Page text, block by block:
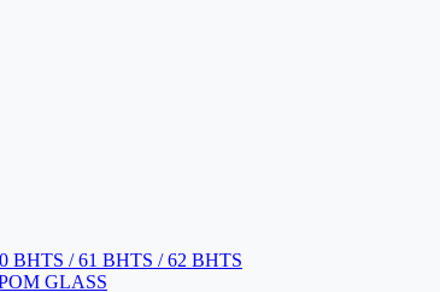
BHTS / 61 BHTS / 62 BHTS
GLASS